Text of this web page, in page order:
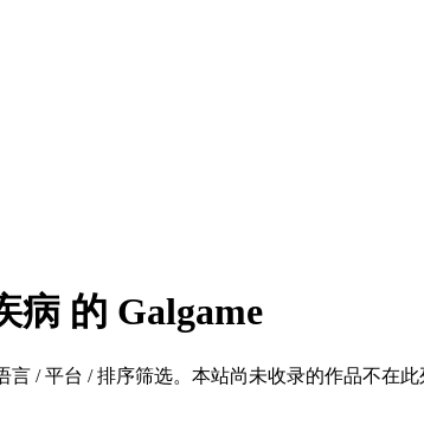
病 的 Galgame
/ 平台 / 排序筛选。本站尚未收录的作品不在